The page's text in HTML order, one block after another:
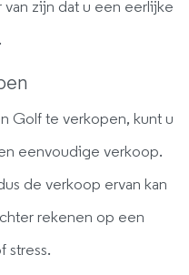
zijn dat u een eerlijke
Golf te verkopen, kunt u
eenvoudige verkoop.
de verkoop ervan kan
rekenen op een
stress.